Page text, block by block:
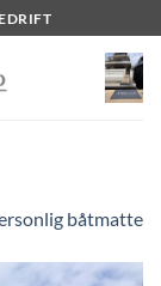
båtmatte